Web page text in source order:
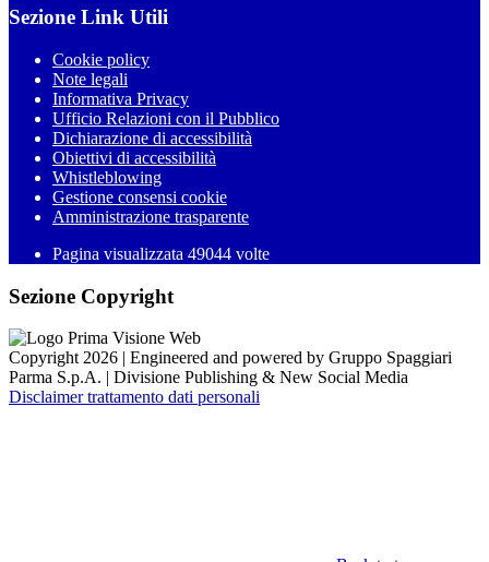
Sezione Link Utili
Cookie policy
Note legali
Informativa Privacy
Ufficio Relazioni con il Pubblico
Dichiarazione di accessibilità
Obiettivi di accessibilità
Whistleblowing
Gestione consensi cookie
Amministrazione trasparente
Pagina visualizzata 49044 volte
Sezione Copyright
Copyright 2026 | Engineered and powered by Gruppo Spaggiari
Parma S.p.A. | Divisione Publishing & New Social Media
Disclaimer trattamento dati personali